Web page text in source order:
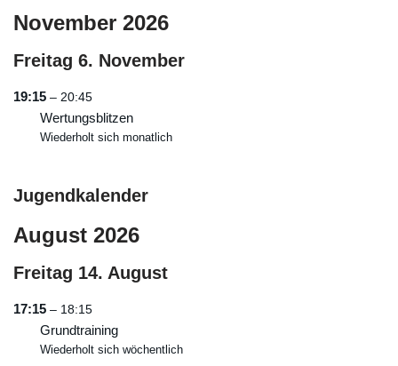
November 2026
Freitag 6. November
19:15 – 20:45
Wertungsblitzen
Wiederholt sich monatlich
Jugendkalender
August 2026
Freitag 14. August
17:15 – 18:15
Grundtraining
Wiederholt sich wöchentlich